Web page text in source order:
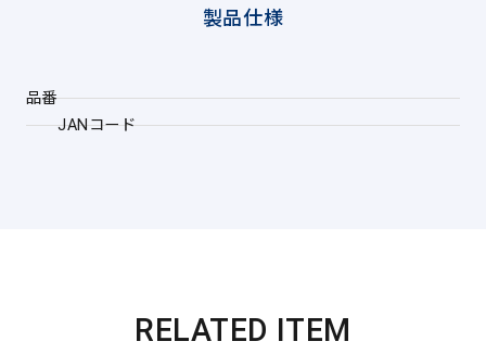
製品仕様
品番
JANコード
RELATED ITEM